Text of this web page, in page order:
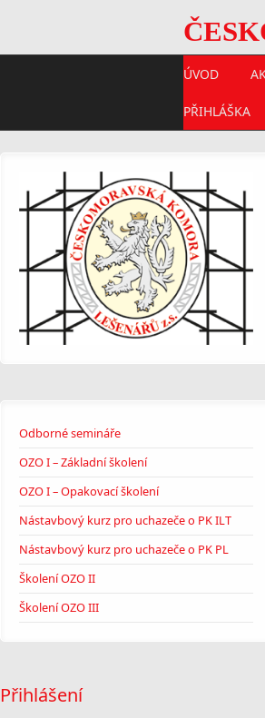
ÚVOD
PŘIHLÁŠKA
Odborné semináře
OZO I – Základní školení
OZO I – Opakovací školení
Nástavbový kurz pro uchazeče o PK ILT
Nástavbový kurz pro uchazeče o PK PL
Školení OZO II
Školení OZO III
Přihlášení